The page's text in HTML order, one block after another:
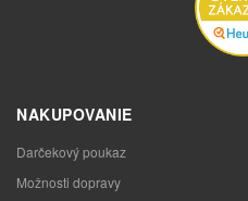
NAKUPOVANIE
Darčekový poukaz
Možnosti dopravy